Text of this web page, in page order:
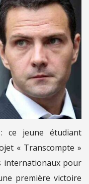
ce jeune étudiant
« Transcompte »
internationaux pour
première victoire